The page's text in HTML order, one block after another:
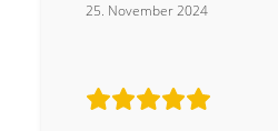
25. November 2024